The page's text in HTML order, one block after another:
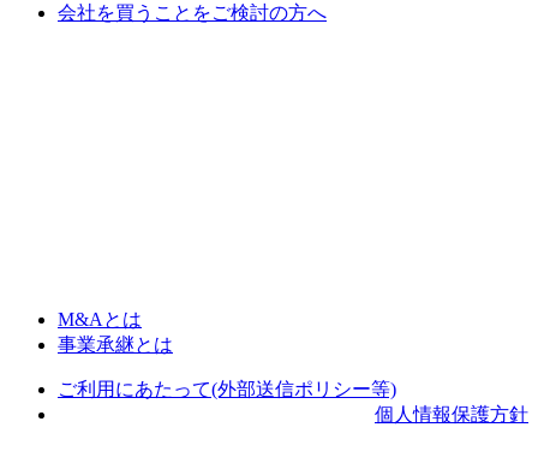
会社を買うことをご検討の方へ
M&Aとは
事業承継とは
ご利用にあたって(外部送信ポリシー等)
個人情報保護方針